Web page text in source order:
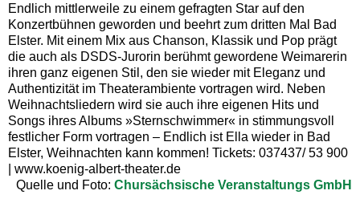
Endlich mittlerweile zu einem gefragten Star auf den
Konzertbühnen geworden und beehrt zum dritten Mal Bad
Elster. Mit einem Mix aus Chanson, Klassik und Pop prägt
die auch als DSDS-Jurorin berühmt gewordene Weimarerin
ihren ganz eigenen Stil, den sie wieder mit Eleganz und
Authentizität im Theaterambiente vortragen wird. Neben
Weihnachtsliedern wird sie auch ihre eigenen Hits und
Songs ihres Albums »Sternschwimmer« in stimmungsvoll
festlicher Form vortragen – Endlich ist Ella wieder in Bad
Elster, Weihnachten kann kommen! Tickets: 037437/ 53 900
| www.koenig-albert-theater.de
Quelle und Foto: Chursächsische Veranstaltungs GmbH